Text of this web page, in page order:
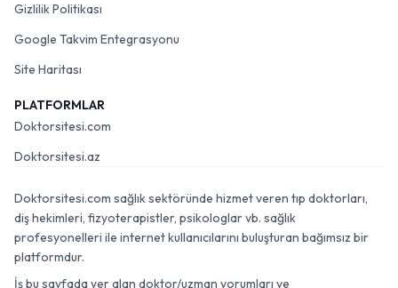
Gizlilik Politikası
Google Takvim Entegrasyonu
Site Haritası
PLATFORMLAR
Doktorsitesi.com
Doktorsitesi.az
Doktorsitesi.com sağlık sektöründe hizmet veren tıp doktorları,
diş hekimleri, fizyoterapistler, psikologlar vb. sağlık
profesyonelleri ile internet kullanıcılarını buluşturan bağımsız bir
platformdur.
İş bu sayfada yer alan doktor/uzman yorumları ve